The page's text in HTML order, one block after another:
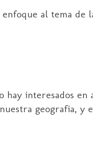
al tema de
interesados en
geografia, y